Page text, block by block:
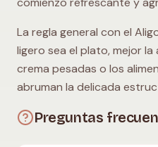
La regla general con el
ligero sea el plato, mejor la
crema pesadas o los
abruman la delicada
Preguntas